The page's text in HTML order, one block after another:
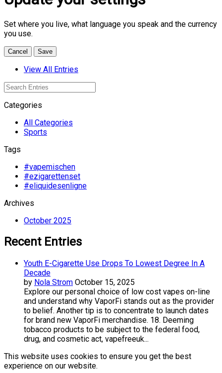
Set where you live, what language you speak and the currency
you use.
Cancel Save
View All Entries
Categories
All Categories
Sports
Tags
#vapemischen
#ezigarettenset
#eliquidesenligne
Archives
October 2025
Recent Entries
Youth E-Cigarette Use Drops To Lowest Degree In A
Decade
by Nola Strom October 15, 2025
Explore our personal choice of low cost vapes on-line
and understand why VaporFi stands out as the provider
to belief. Another tip is to concentrate to launch dates
for brand new VaporFi merchandise. 18. Deeming
tobacco products to be subject to the federal food,
drug, and cosmetic act, vapefreeuk...
This website uses cookies to ensure you get the best
experience on our website.